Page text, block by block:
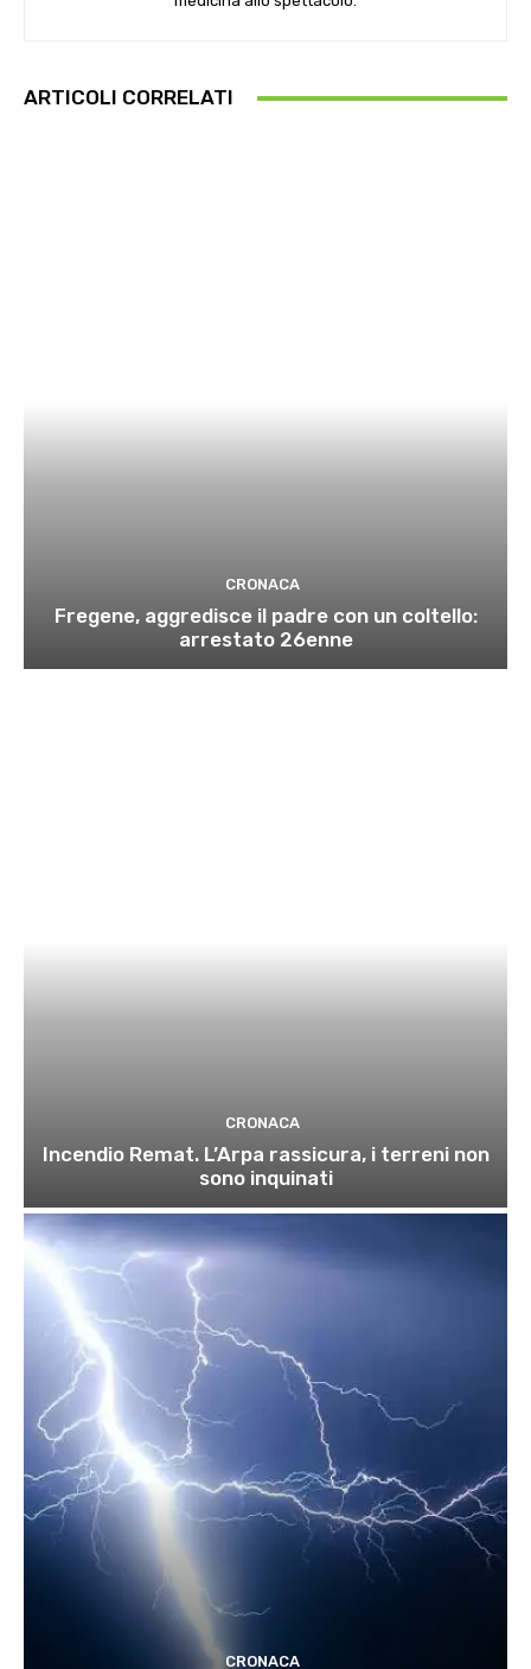
ARTICOLI CORRELATI
CRONACA
Fregene, aggredisce il padre con un coltello:
arrestato 26enne
CRONACA
Incendio Remat. L’Arpa rassicura, i terreni non
sono inquinati
CRONACA